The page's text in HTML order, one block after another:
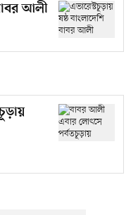
আলী